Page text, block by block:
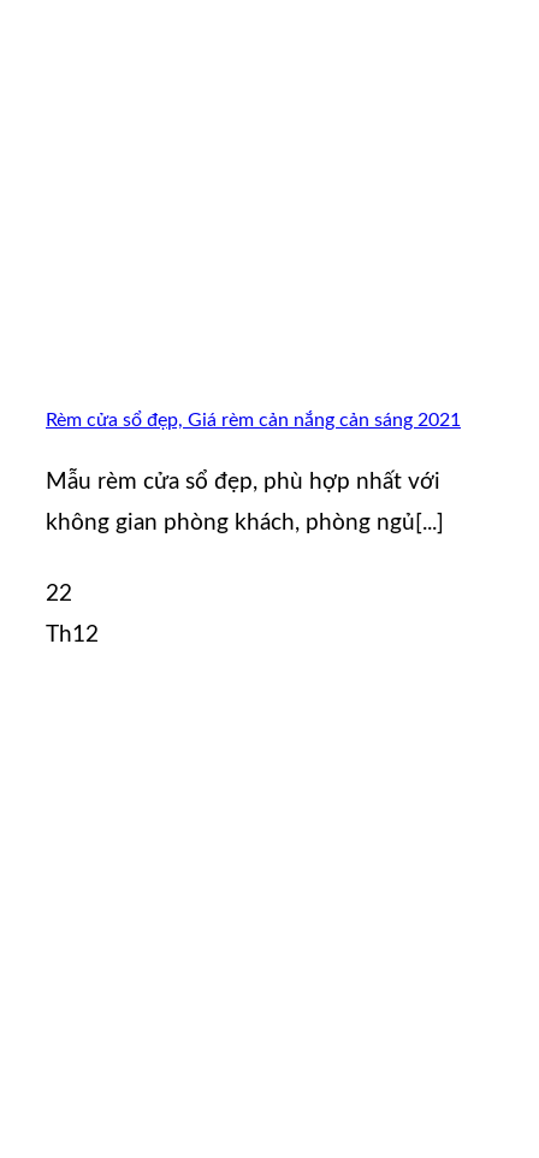
Rèm cửa sổ đẹp, Giá rèm cản nắng cản sáng 2021
Mẫu rèm cửa sổ đẹp, phù hợp nhất với
không gian phòng khách, phòng ngủ[...]
22
Th12